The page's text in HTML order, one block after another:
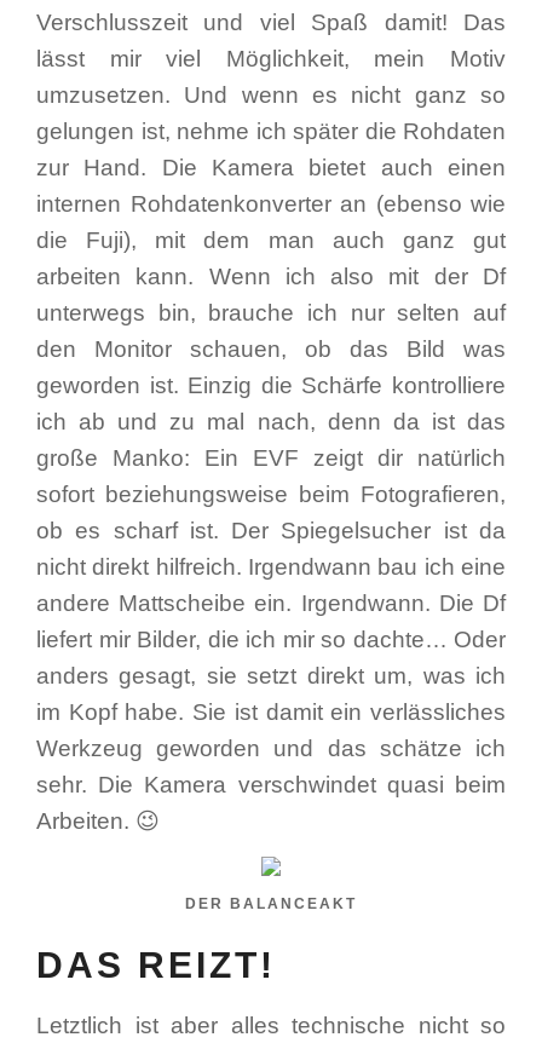
Verschlusszeit und viel Spaß damit! Das
lässt mir viel Möglichkeit, mein Motiv
umzusetzen. Und wenn es nicht ganz so
gelungen ist, nehme ich später die Rohdaten
zur Hand. Die Kamera bietet auch einen
internen Rohdatenkonverter an (ebenso wie
die Fuji), mit dem man auch ganz gut
arbeiten kann. Wenn ich also mit der Df
unterwegs bin, brauche ich nur selten auf
den Monitor schauen, ob das Bild was
geworden ist. Einzig die Schärfe kontrolliere
ich ab und zu mal nach, denn da ist das
große Manko: Ein EVF zeigt dir natürlich
sofort beziehungsweise beim Fotografieren,
ob es scharf ist. Der Spiegelsucher ist da
nicht direkt hilfreich. Irgendwann bau ich eine
andere Mattscheibe ein. Irgendwann. Die Df
liefert mir Bilder, die ich mir so dachte… Oder
anders gesagt, sie setzt direkt um, was ich
im Kopf habe. Sie ist damit ein verlässliches
Werkzeug geworden und das schätze ich
sehr. Die Kamera verschwindet quasi beim
Arbeiten. 😉
DER BALANCEAKT
DAS REIZT!
Letztlich ist aber alles technische nicht so